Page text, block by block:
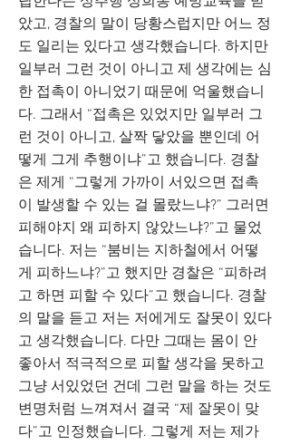
았고, 경찰의 말이 당황스럽지만 어느 정
도 일리는 있다고 생각했습니다. 하지만
일부러 그런 것이 아니고 제 생각에는 심
한 접촉이 아니었기 때문에 억울했습니
다. 그래서 “접촉은 있었지만 일부러 그
런 것이 아니고, 살짝 닿았을 뿐인데 어
떻게 그게 추행이냐”고 했습니다. 경찰
은 제게 “그렇게 가까이 서있으면 접촉
이 발생할 수 있는 걸 몰랐느냐?” 그러면
피해야지 왜 피하지 않았느냐?”고 물었
습니다. 저는 “붐비는 지하철에서 어떻
게 피하느냐?”고 했지만 경찰은 “피하려
고 하면 피할 수 있다”고 했습니다. 경찰
의 말을 듣고 저는 저에게도 잘못이 있다
고 생각했습니다. 다만 그때는 몸이 안
좋아서 적극적으로 피할 생각을 못하고
그냥 서있었던 건데 그런 말을 하는 것도
변명처럼 느껴져서 결국 “제 잘못이 맞
다”고 인정했습니다. 그렇게 저는 제가